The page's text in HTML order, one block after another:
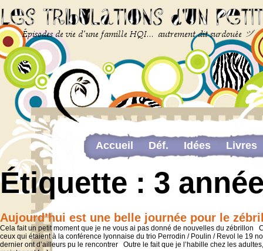
Accueil Déf. Idées
Livres
The last…
Étiquette : 3
Aujourd’hui est une belle journée pour le
Cela fait un petit moment que je ne vous ai pas donné de nouvelles du zébrillon
ceux qui étaient à la conférence lyonnaise du trio Perrodin / Poulin / Revol le 19
dernier ont d’ailleurs pu le rencontrer Outre le fait que je l’habille chez les